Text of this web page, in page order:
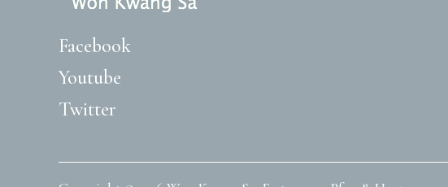
Facebook
Youtube
Twitter